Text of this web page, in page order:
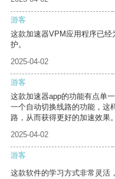
游客
这款加速器VPM应用程序已
护。
2025-04-02
游客
这款加速器app的功能有点单
一个自动切换线路的功能，这
路，从而获得更好的加速效果。
2025-04-02
游客
这款软件的学习方式非常灵活